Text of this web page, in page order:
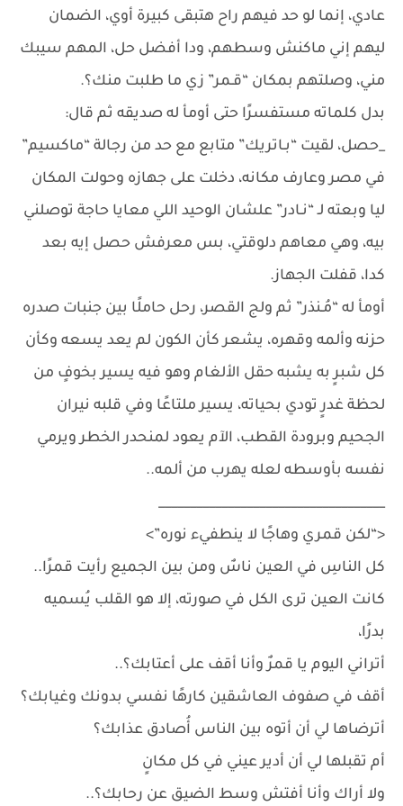
عادي، إنما لو حد فيهم راح هتبقى كبيرة أوي، الضمان
ليهم إني ماكنش وسطهم، ودا أفضل حل، المهم سيبك
مني، وصلتهم بمكان “قـمر” زي ما طلبت منك؟.
بدل كلماته مستفسرًا حتى أومأ له صديقه ثم قال:
_حصل، لقيت “بـاتريك” متابع مع حد من رجالة “ماكسيم”
في مصر وعارف مكانه، دخلت على جهازه وحولت المكان
ليا وبعته لـ “نـادر” علشان الوحيد اللي معايا حاجة توصلني
بيه، وهي معاهم دلوقتي، بس معرفش حصل إيه بعد
كدا، قفلت الجهاز.
أومأ له “مُـنذر” ثم ولج القصر، رحل حاملًا بين جنبات صدره
حزنه وألمه وقهره، يشعر كأن الكون لم يعد يسعه وكأن
كل شبرٍ به يشبه حقل الألغام وهو فيه يسير بخوفٍ من
لحظة غدرٍ تودي بحياته، يسير ملتاعًا وفي قلبه نيران
الجحيم وبرودة القطب، الآم يعود لمنحدر الخطر ويرمي
نفسه بأوسطه لعله يهرب من ألمه..
____________________________________
<“لكن قمري وهاجًا لا ينطفيء نوره”>
كل الناسِ في العين ناسٌ ومن بين الجميع رأيت قمرًا..
كانت العين ترى الكل في صورته، إلا هو القلب يُسميه
بدرًا،
أتراني اليوم يا قمرٌ وأنا أقف على أعتابك؟..
أقف في صفوف العاشقين كارهًا نفسي بدونك وغيابك؟
أترضاها لي أن أتوه بين الناس أُصادق عذابك؟
أم تقبلها لي أن أدير عيني في كل مكانٍ
ولا أراك وأنا أفتش وسط الضيق عن رحابك؟..